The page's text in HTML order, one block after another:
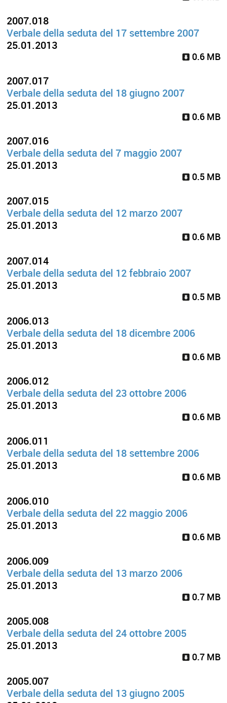
2007.018
Verbale della seduta del 17 settembre 2007
25.01.2013
0.6 MB
2007.017
Verbale della seduta del 18 giugno 2007
25.01.2013
0.6 MB
2007.016
Verbale della seduta del 7 maggio 2007
25.01.2013
0.5 MB
2007.015
Verbale della seduta del 12 marzo 2007
25.01.2013
0.6 MB
2007.014
Verbale della seduta del 12 febbraio 2007
25.01.2013
0.5 MB
2006.013
Verbale della seduta del 18 dicembre 2006
25.01.2013
0.6 MB
2006.012
Verbale della seduta del 23 ottobre 2006
25.01.2013
0.6 MB
2006.011
Verbale della seduta del 18 settembre 2006
25.01.2013
0.6 MB
2006.010
Verbale della seduta del 22 maggio 2006
25.01.2013
0.6 MB
2006.009
Verbale della seduta del 13 marzo 2006
25.01.2013
0.7 MB
2005.008
Verbale della seduta del 24 ottobre 2005
25.01.2013
0.7 MB
2005.007
Verbale della seduta del 13 giugno 2005